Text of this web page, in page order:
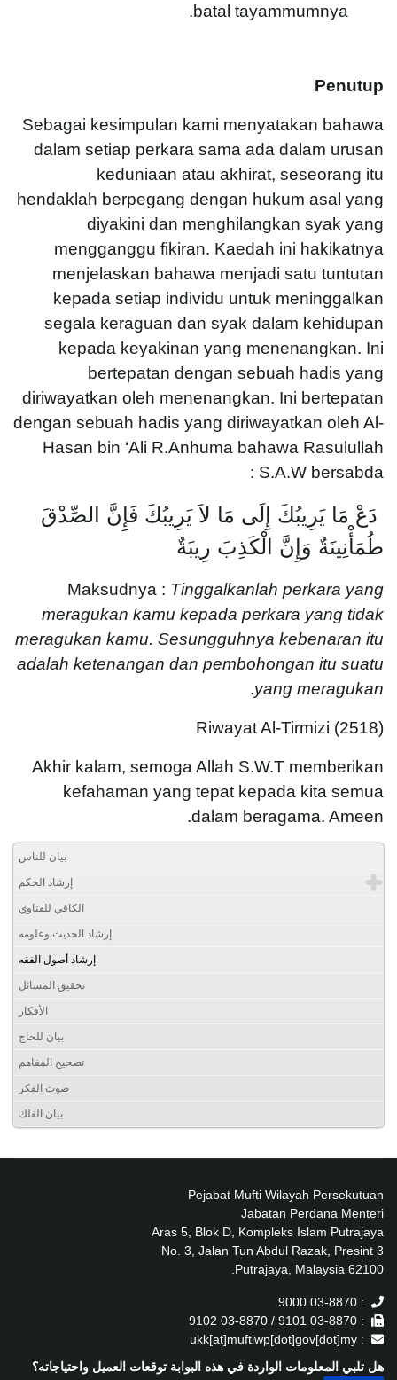
batal tayammumnya.
Penutup
Sebagai kesimpulan kami menyatakan bahawa
dalam setiap perkara sama ada dalam urusan
keduniaan atau akhirat, seseorang itu
hendaklah berpegang dengan hukum asal yang
diyakini dan menghilangkan syak yang
mengganggu fikiran. Kaedah ini hakikatnya
menjelaskan bahawa menjadi satu tuntutan
kepada setiap individu untuk meninggalkan
segala keraguan dan syak dalam kehidupan
kepada keyakinan yang menenangkan. Ini
bertepatan dengan sebuah hadis yang
diriwayatkan oleh menenangkan. Ini bertepatan
dengan sebuah hadis yang diriwayatkan oleh Al-
Hasan bin ‘Ali R.Anhuma bahawa Rasulullah
S.A.W bersabda :
دَعْ مَا يَرِيبُكَ إِلَى مَا لاَ يَرِيبُكَ فَإِنَّ الصِّدْقَ
طُمَأْنِينَةٌ وَإِنَّ الْكَذِبَ رِيبَةٌ
Maksudnya : Tinggalkanlah perkara yang
meragukan kamu kepada perkara yang tidak
meragukan kamu. Sesungguhnya kebenaran itu
adalah ketenangan dan pembohongan itu suatu
yang meragukan
.
Riwayat Al-Tirmizi (2518)
Akhir kalam, semoga Allah S.W.T memberikan
kefahaman yang tepat kepada kita semua
dalam beragama. Ameen.
بيان للناس
إرشاد الحكم
الكافي للفتاوي
إرشاد الحديث وعلومه
إرشاد أصول الفقه
تحقيق المسائل
الأفكار
بيان للحاج
تصحيح المفاهم
صوت الفكر
بيان الفلك
Pejabat Mufti Wilayah Persekutuan
Jabatan Perdana Menteri
Aras 5, Blok D, Kompleks Islam Putrajaya
No. 3, Jalan Tun Abdul Razak, Presint 3
62100 Putrajaya, Malaysia.
: 03-8870 9000
: 03-8870 9101 / 03-8870 9102
: ukk[at]muftiwp[dot]gov[dot]my
هل تلبي المعلومات الواردة في هذه البوابة توقعات العميل واحتياجاته؟